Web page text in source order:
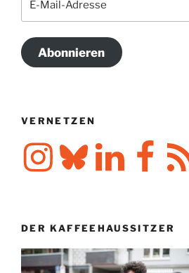
Abonnieren
VERNETZEN
InstagramBlueskyLinkedIn FacebookRSS-
Feed
DER KAFFEEHAUSSITZER